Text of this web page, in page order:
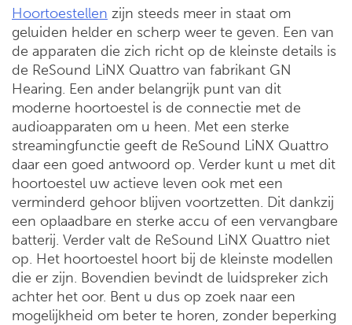
Hoortoestellen zijn steeds meer in staat om
geluiden helder en scherp weer te geven. Een van
de apparaten die zich richt op de kleinste details is
de ReSound LiNX Quattro van fabrikant GN
Hearing. Een ander belangrijk punt van dit
moderne hoortoestel is de connectie met de
audioapparaten om u heen. Met een sterke
streamingfunctie geeft de ReSound LiNX Quattro
daar een goed antwoord op. Verder kunt u met dit
hoortoestel uw actieve leven ook met een
verminderd gehoor blijven voortzetten. Dit dankzij
een oplaadbare en sterke accu of een vervangbare
batterij. Verder valt de ReSound LiNX Quattro niet
op. Het hoortoestel hoort bij de kleinste modellen
die er zijn. Bovendien bevindt de luidspreker zich
achter het oor. Bent u dus op zoek naar een
mogelijkheid om beter te horen, zonder beperking